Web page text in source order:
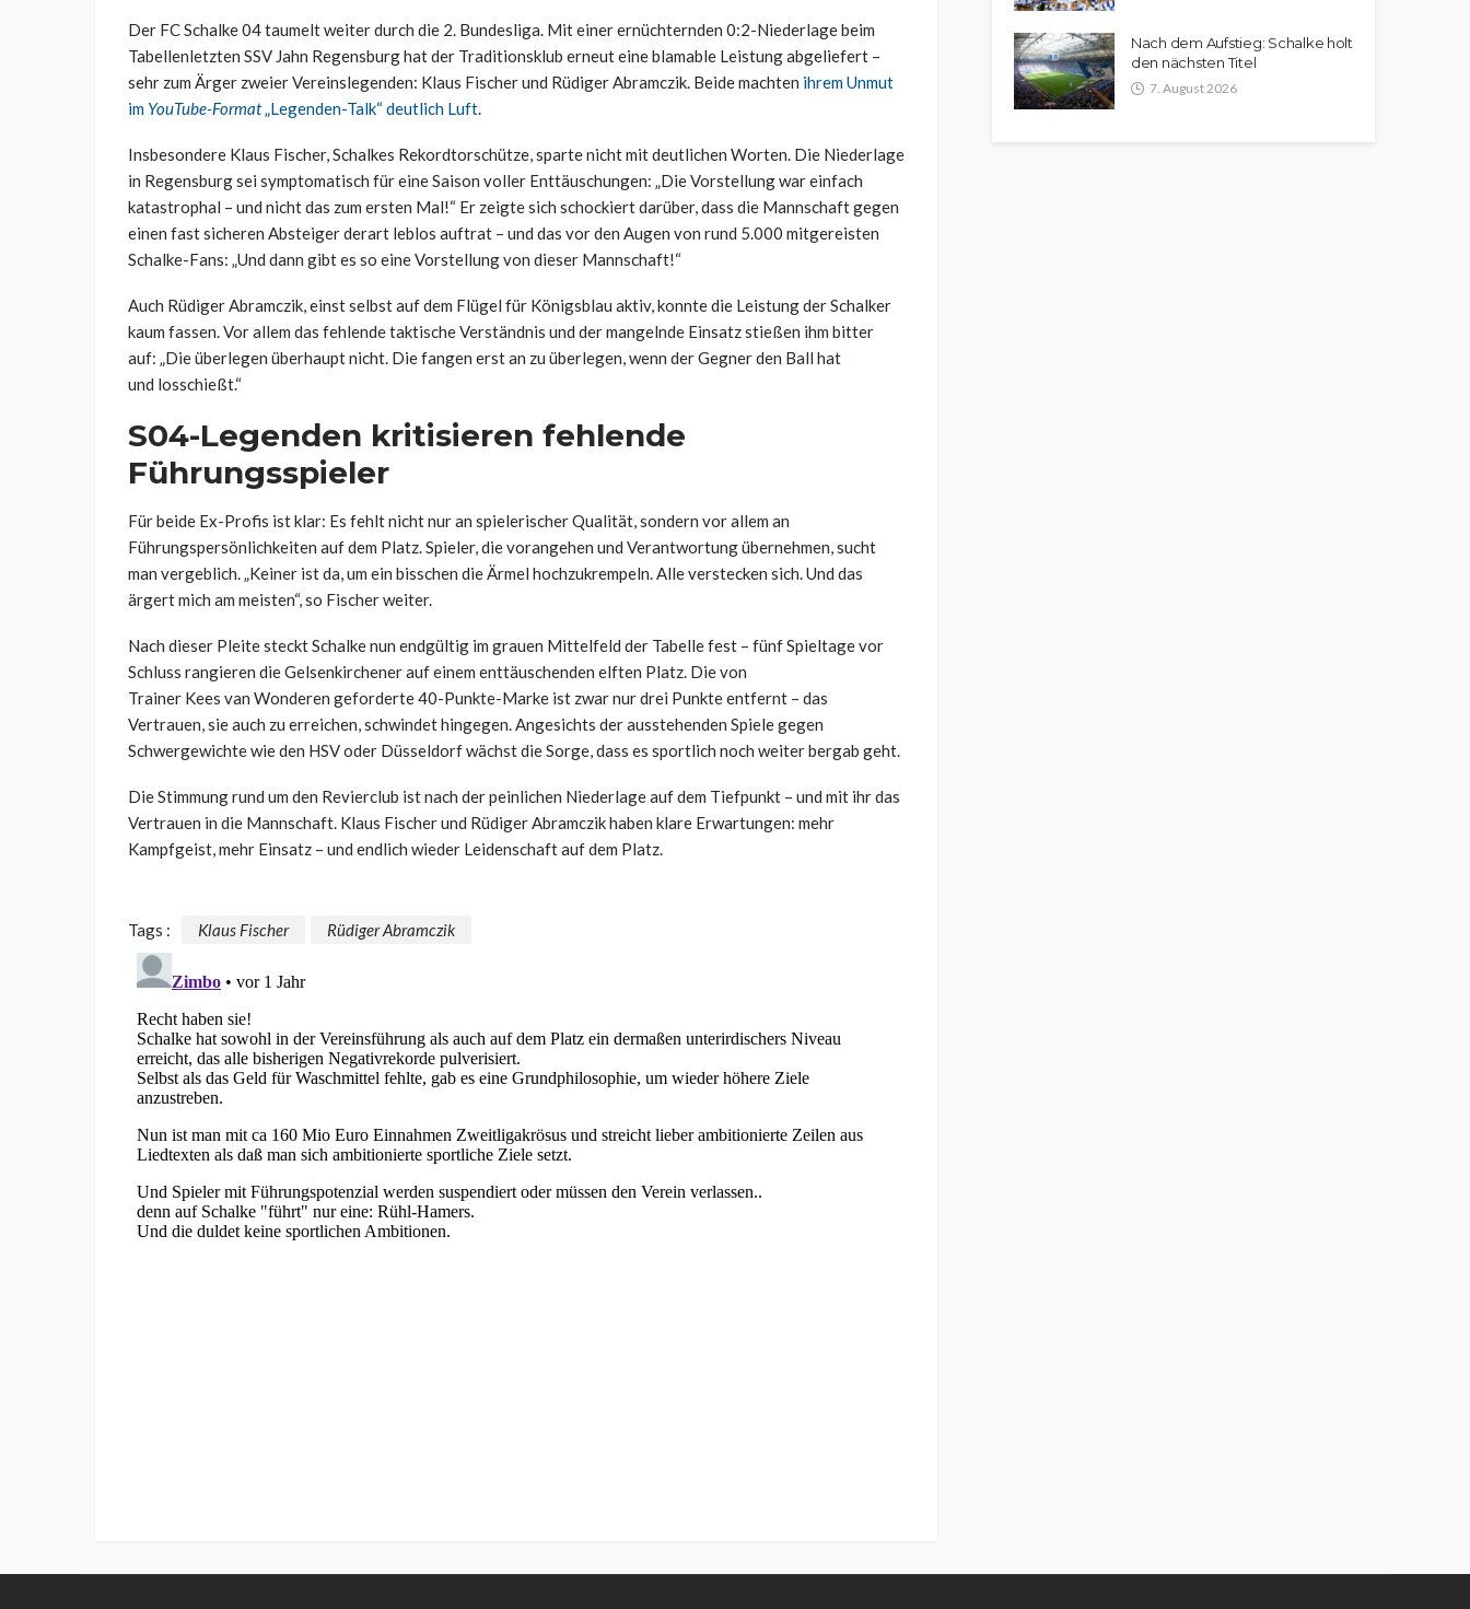
Der FC Schalke 04 taumelt weiter durch die 2. Bundesliga. Mit einer ernüchternden 0:2-Niederlage beim
Tabellenletzten SSV Jahn Regensburg hat der Traditionsklub erneut eine blamable Leistung abgeliefert –
sehr zum Ärger zweier Vereinslegenden: Klaus Fischer und Rüdiger Abramczik. Beide machten ihrem Unmut
im YouTube-Format„Legenden-Talk“ deutlich Luft.
Insbesondere Klaus Fischer, Schalkes Rekordtorschütze, sparte nicht mit deutlichen Worten. Die Niederlage
in Regensburg sei symptomatisch für eine Saison voller Enttäuschungen: „Die Vorstellung war einfach
katastrophal – und nicht das zum ersten Mal!“ Er zeigte sich schockiert darüber, dass die Mannschaft gegen
einen fast sicheren Absteiger derart leblos auftrat – und das vor den Augen von rund 5.000 mitgereisten
Schalke-Fans: „Und dann gibt es so eine Vorstellung von dieser Mannschaft!“
Auch Rüdiger Abramczik, einst selbst auf dem Flügel für Königsblau aktiv, konnte die Leistung der Schalker
kaum fassen. Vor allem das fehlende taktische Verständnis und der mangelnde Einsatz stießen ihm bitter
auf: „Die überlegen überhaupt nicht. Die fangen erst an zu überlegen, wenn der Gegner den Ball hat
und losschießt.“
S04-Legenden kritisieren fehlende
Führungsspieler
Für beide Ex-Profis ist klar: Es fehlt nicht nur an spielerischer Qualität, sondern vor allem an
Führungspersönlichkeiten auf dem Platz. Spieler, die vorangehen und Verantwortung übernehmen, sucht
man vergeblich. „Keiner ist da, um ein bisschen die Ärmel hochzukrempeln. Alle verstecken sich. Und das
ärgert mich am meisten“, so Fischer weiter.
Nach dieser Pleite steckt Schalke nun endgültig im grauen Mittelfeld der Tabelle fest – fünf Spieltage vor
Schluss rangieren die Gelsenkirchener auf einem enttäuschenden elften Platz. Die von
Trainer Kees van Wonderen geforderte 40-Punkte-Marke ist zwar nur drei Punkte entfernt – das
Vertrauen, sie auch zu erreichen, schwindet hingegen. Angesichts der ausstehenden Spiele gegen
Schwergewichte wie den HSV oder Düsseldorf wächst die Sorge, dass es sportlich noch weiter bergab geht.
Die Stimmung rund um den Revierclub ist nach der peinlichen Niederlage auf dem Tiefpunkt – und mit ihr das
Vertrauen in die Mannschaft. Klaus Fischer und Rüdiger Abramczik haben klare Erwartungen: mehr
Kampfgeist, mehr Einsatz – und endlich wieder Leidenschaft auf dem Platz.
Tags : Klaus Fischer Rüdiger Abramczik
Nach dem Aufstieg: Schalke holt
den nächsten Titel
7. August 2026